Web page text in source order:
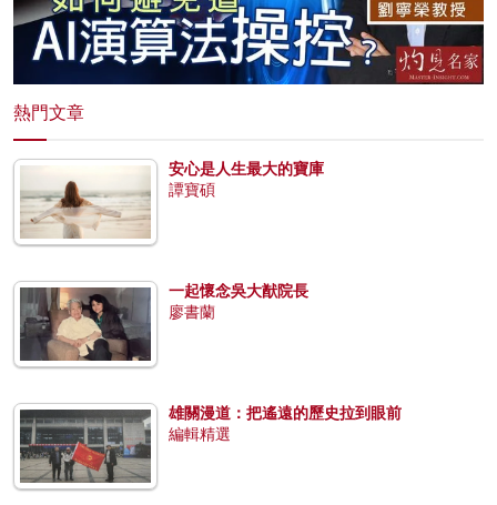
熱門文章
安心是人生最大的寶庫
譚寶碩
一起懷念吳大猷院長
廖書蘭
雄關漫道：把遙遠的歷史拉到眼前
編輯精選